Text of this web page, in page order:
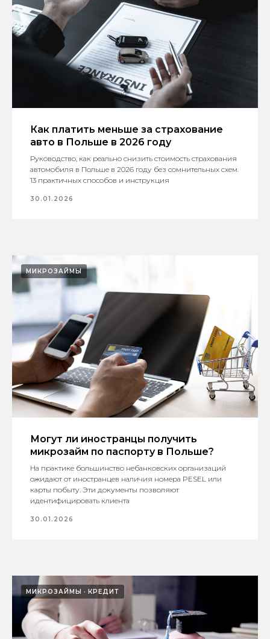
Как платить меньше за страхование
авто в Польше в 2026 году
Руководство, как реально снизить стоимость страхования
автомобиля в Польше в 2026 году без сомнительных схем.
13 практичных способов и инструкция
30.01.2026
МИКРОЗАЙМЫ
Могут ли иностранцы получить
микрозайм по паспорту в Польше?
На практике большинство небанковских организаций
ожидают от иностранцев наличия номера PESEL или
карты побыту. Эти документы позволяют
идентифицировать клиента
30.01.2026
МИКРОЗАЙМЫ КРЕДИТ